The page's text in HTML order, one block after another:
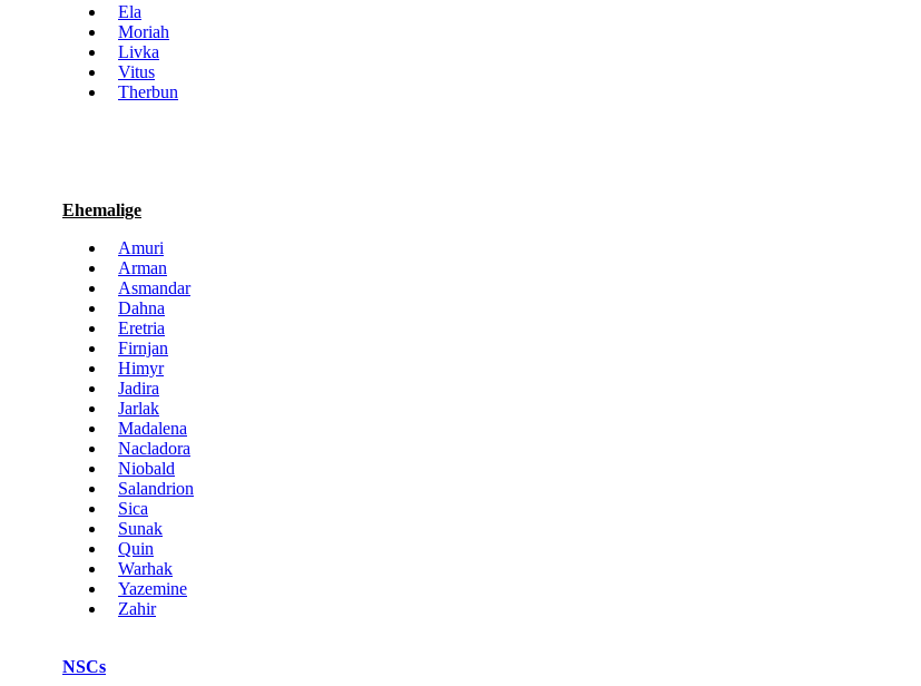
Ela
Moriah
Livka
Vitus
Therbun
Ehemalige
Amuri
Arman
Asmandar
Dahna
Eretria
Firnjan
Himyr
Jadira
Jarlak
Madalena
Nacladora
Niobald
Salandrion
Sica
Sunak
Quin
Warhak
Yazemine
Zahir
NSCs